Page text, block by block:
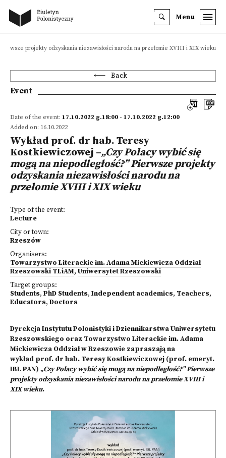
Menu
projekty odzyskania niezawisłości narodu na przełomie XVIII i XIX wieku
Back
Event
Date of the event: 17.10.2022 g.18:00 - 17.10.2022 g.12:00
Added on: 16.10.2022
Wykład prof. dr hab. Teresy
Kostkiewiczowej –„Czy Polacy wybić się
mogą na niepodległość?” Pierwsze projekty
odzyskania niezawisłości narodu na
przełomie XVIII i XIX wieku
Type of the event:
Lecture
City or town:
Rzeszów
Organisers:
Towarzystwo Literackie im. Adama Mickiewicza Oddział
Rzeszowski TLiAM, Uniwersytet Rzeszowski
Target groups:
Students, PhD Students, Independent academics, Teachers,
Educators, Doctors
Dyrekcja Instytutu Polonistyki i Dziennikarstwa Uniwersytetu
Rzeszowskiego oraz Towarzystwo Literackie im. Adama
Mickiewicza Oddział w Rzeszowie zapraszają na
wykład prof. dr hab. Teresy Kostkiewiczowej (prof. emeryt.
IBL PAN) „Czy Polacy wybić się mogą na niepodległość?” Pierwsze
projekty odzyskania niezawisłości narodu na przełomie XVIII i
XIX wieku.